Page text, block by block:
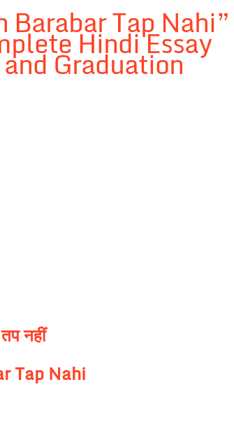
Barabar Tap Nahi”
Hindi Essay
Graduation
नहीं
Tap Nahi